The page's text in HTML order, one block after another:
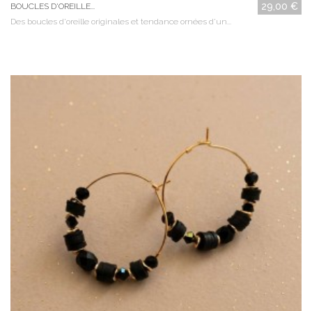
BOUCLES D'OREILLE... 29,00 €
Des boucles d'oreille originales et tendance ornées d'un...